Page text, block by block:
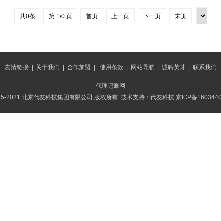
共0条 第 1/0 页 首页 上一页 下一页 末页
友情链接| 关于我们 合作加盟 使用条款 网站导航| 诚聘英才| 联系我们
代理记账网
2021 北京代友科技集团有限公司 版权所有 技术支持：代友科技 京ICP备